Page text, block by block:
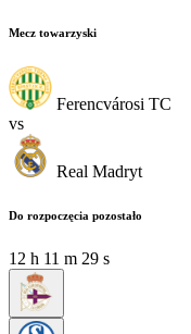
Mecz towarzyski
Ferencvárosi TC
vs
Real Madryt
Do rozpoczęcia pozostało
12 h 11 m 28 s